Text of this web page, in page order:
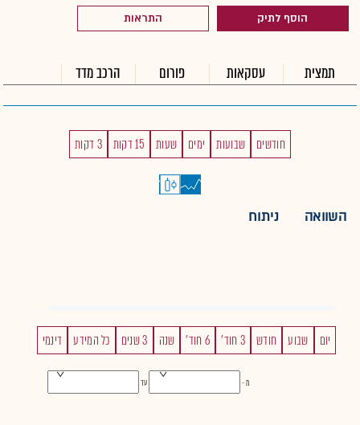
הוסף לתיק התראות
תמצית עסקאות פורום הרכב מדד
חודשים שבועות ימים שעות 15 דקות 3 דקות
השוואה ניתוח
יום שבוע חודש 3 חוד' 6 חוד' שנה 3 שנים כל המידע דינמי
מ - עד